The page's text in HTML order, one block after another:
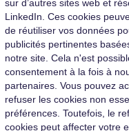
sur d’autres sites web et
LinkedIn. Ces cookies
de réutiliser vos données
publicités pertinentes
notre site. Cela n'est
consentement à la fois à
partenaires. Vous pouvez
refuser les cookies non
préférences. Toutefois, le
cookies peut affecter votre